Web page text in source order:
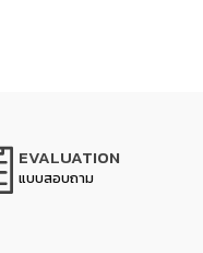
EVALUATION
แบบสอบถาม